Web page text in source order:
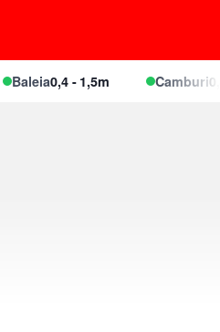
Baleia0,4 - 1,5m Camburi0,4 -